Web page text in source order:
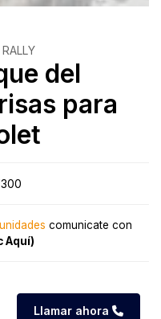
del
para
comunicate con
Aquí)
Llamar ahora